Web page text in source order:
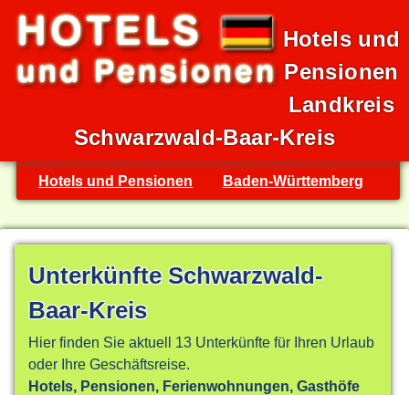
Hotels und
Pensionen
Landkreis
Schwarzwald-Baar-Kreis
Hotels und Pensionen Baden-Württemberg
Unterkünfte Schwarzwald-
Baar-Kreis
Hier finden Sie aktuell 13 Unterkünfte für Ihren Urlaub
oder Ihre Geschäftsreise.
Hotels, Pensionen, Ferienwohnungen, Gasthöfe